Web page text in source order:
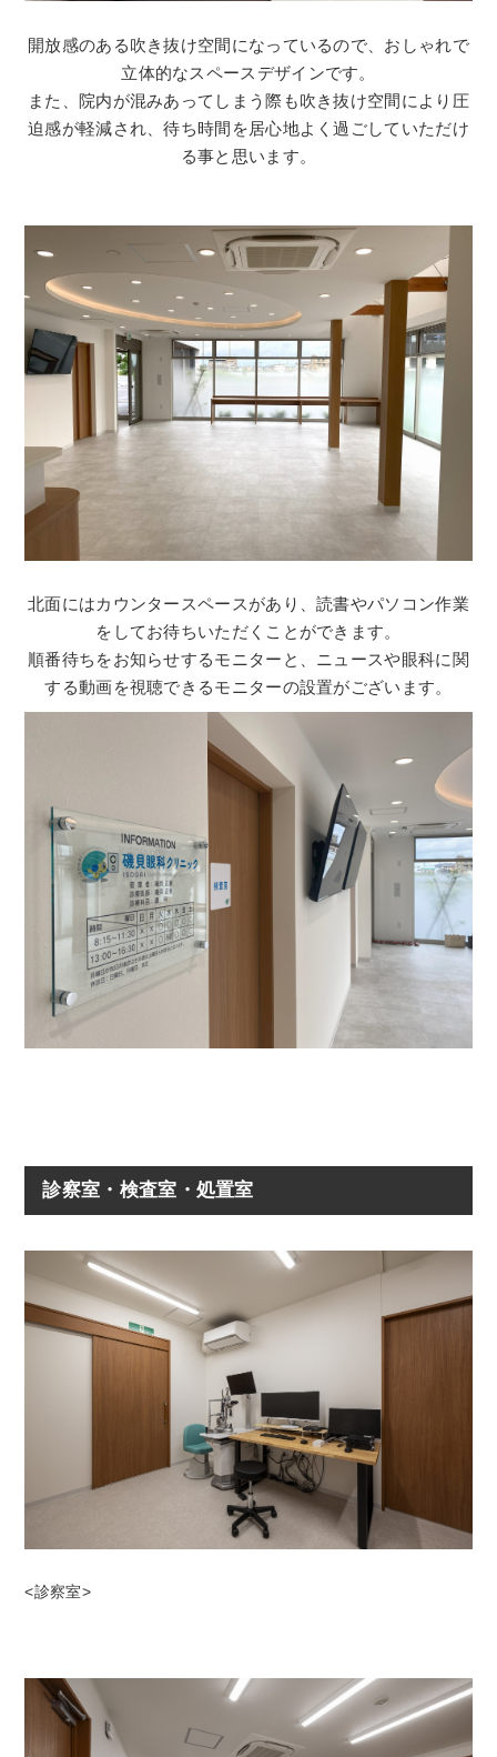
開放感のある吹き抜け空間になっているので、おしゃれで
立体的なスペースデザインです。
また、院内が混みあってしまう際も吹き抜け空間により圧
迫感が軽減され、待ち時間を居心地よく過ごしていただけ
る事と思います。
北面にはカウンタースペースがあり、読書やパソコン作業
をしてお待ちいただくことができます。
順番待ちをお知らせするモニターと、ニュースや眼科に関
する動画を視聴できるモニターの設置がございます。
診察室・検査室・処置室
<診察室>